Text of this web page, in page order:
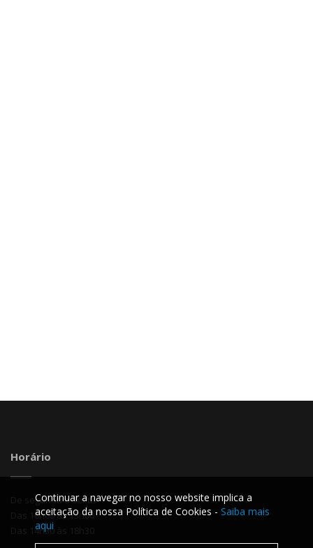
Horário
De segunda a sexta
Das 10h00 às 13h00
Das 14h30 às 18h30
Continuar a navegar no nosso website implica a
aceitação da nossa Política de Cookies - Saiba mais
aqui